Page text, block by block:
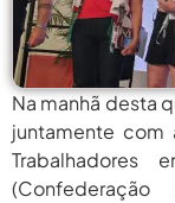
Na manhã desta
juntamente com